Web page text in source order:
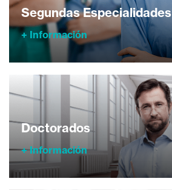
Segundas Especialidades
+ Información
Doctorados
+ Información